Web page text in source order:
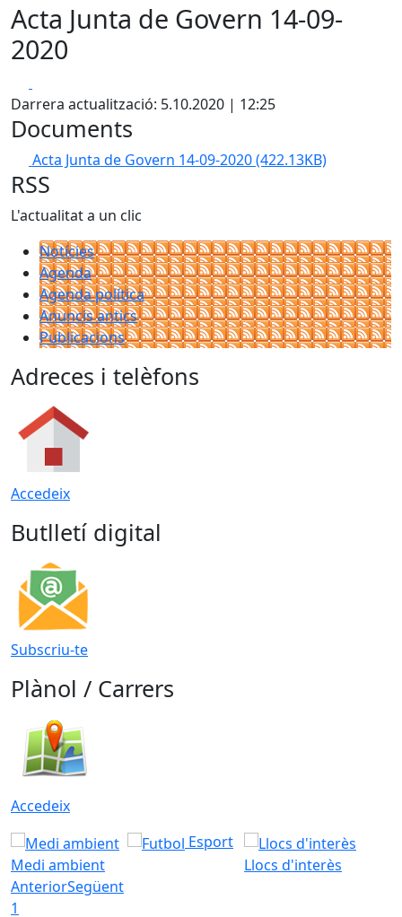
Acta Junta de Govern 14-09-
2020
Darrera actualització: 5.10.2020 | 12:25
Documents
Acta Junta de Govern 14-09-2020(422.13KB)
RSS
L'actualitat a un clic
Notícies
Agenda
Agenda política
Anuncis antics
Publicacions
Adreces i telèfons
Accedeix
Butlletí digital
Subscriu-te
Plànol / Carrers
Accedeix
Medi ambient
Esport
Llocs d'interès
AnteriorSegüent
1